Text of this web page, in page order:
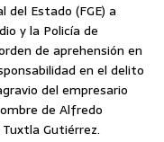
del Estado (FGE) a
y la Policía de
de aprehensión en
en el delito
del empresario
de Alfredo
Tuxtla Gutiérrez.